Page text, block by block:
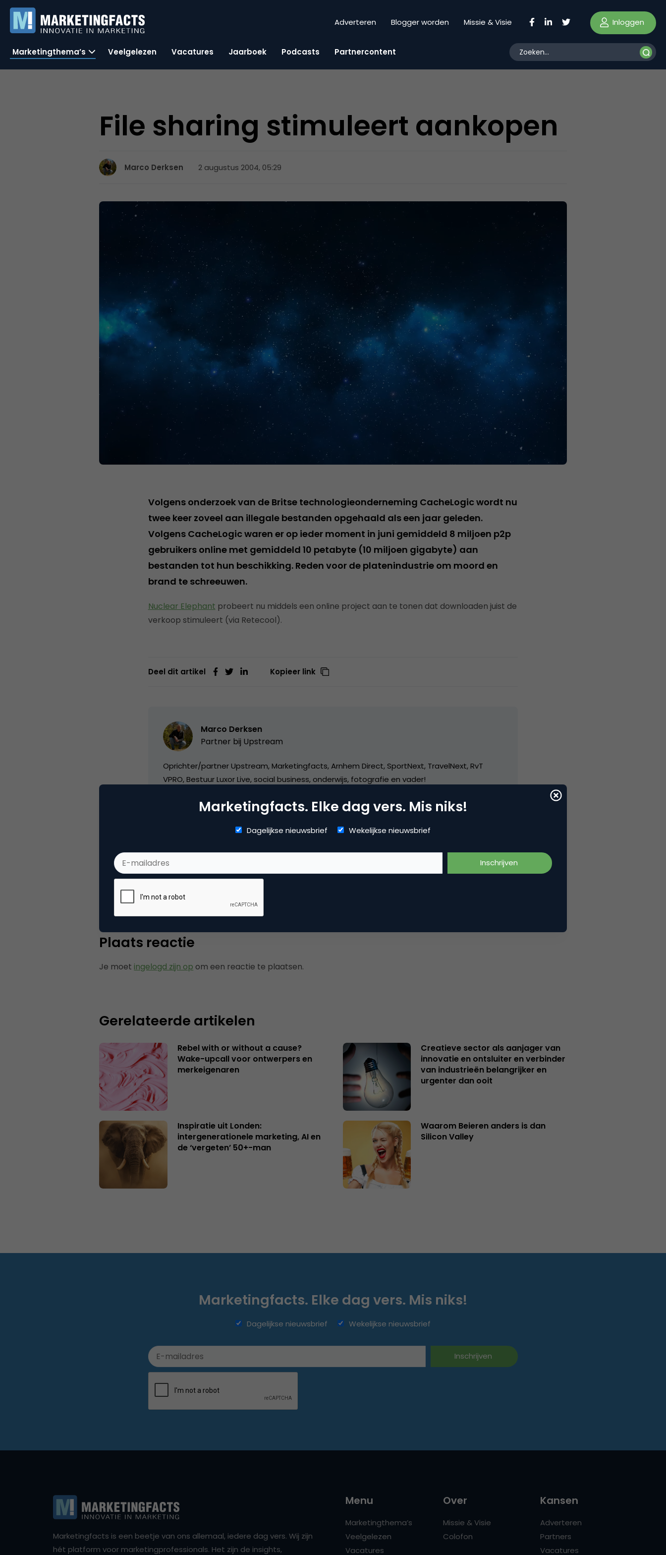
Adverteren Blogger worden Missie & Visie Inloggen
Marketingthema’s Veelgelezen Vacatures Jaarboek Podcasts Partnercontent
File sharing stimuleert aankopen
Marco Derksen 2 augustus 2004, 05:29
Volgens onderzoek van de Britse technologieonderneming CacheLogic wordt nu
twee keer zoveel aan illegale bestanden opgehaald als een jaar geleden.
Volgens CacheLogic waren er op ieder moment in juni gemiddeld 8 miljoen p2p
gebruikers online met gemiddeld 10 petabyte (10 miljoen gigabyte) aan
bestanden tot hun beschikking. Reden voor de platenindustrie om moord en
brand te schreeuwen.
Nuclear Elephant probeert nu middels een online project aan te tonen dat downloaden juist de
verkoop stimuleert (via Retecool).
Deel dit artikel Kopieer link
Marco Derksen
Partner bij Upstream
Oprichter/partner Upstream, Marketingfacts, Arnhem Direct, SportNext, TravelNext, RvT
VPRO, Bestuur Luxor Live, social business, onderwijs, fotografie en vader!
Categorie
Plaats reactie
Je moet ingelogd zijn op om een reactie te plaatsen.
Gerelateerde artikelen
Rebel with or without a cause?
Wake-upcall voor ontwerpers en
merkeigenaren
Creatieve sector als aanjager van
innovatie en ontsluiter en verbinder
van industrieën belangrijker en
urgenter dan ooit
Inspiratie uit Londen:
intergenerationele marketing, AI en
de ‘vergeten’ 50+-man
Waarom Beieren anders is dan
Silicon Valley
Marketingfacts. Elke dag vers. Mis niks!
Dagelijkse nieuwsbrief Wekelijkse nieuwsbrief
Marketingfacts. Elke dag vers. Mis niks!
Dagelijkse nieuwsbrief Wekelijkse nieuwsbrief
Marketingfacts is een beetje van ons allemaal, iedere dag vers. Wij zijn
hét platform voor marketingprofessionals. Het zijn de insights,
Menu
Marketingthema’s
Veelgelezen
Vacatures
Over
Missie & Visie
Colofon
Kansen
Adverteren
Partners
Vacatures